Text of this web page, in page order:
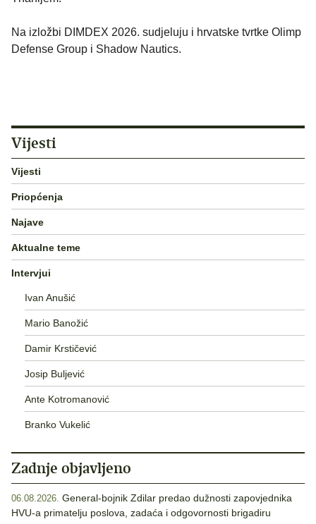
Na izložbi DIMDEX 2026. sudjeluju i hrvatske tvrtke Olimp
Defense Group i Shadow Nautics.
Vijesti
Vijesti
Priopćenja
Najave
Aktualne teme
Intervjui
Ivan Anušić
Mario Banožić
Damir Krstičević
Josip Buljević
Ante Kotromanović
Branko Vukelić
Zadnje objavljeno
06.08.2026. General-bojnik Zdilar predao dužnosti zapovjednika
HVU-a primatelju poslova, zadaća i odgovornosti brigadiru